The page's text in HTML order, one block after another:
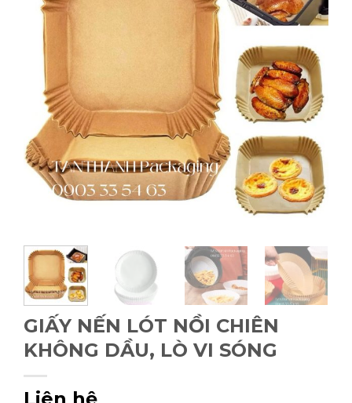
GIẤY NẾN LÓT NỒI CHIÊN
KHÔNG DẦU, LÒ VI SÓNG